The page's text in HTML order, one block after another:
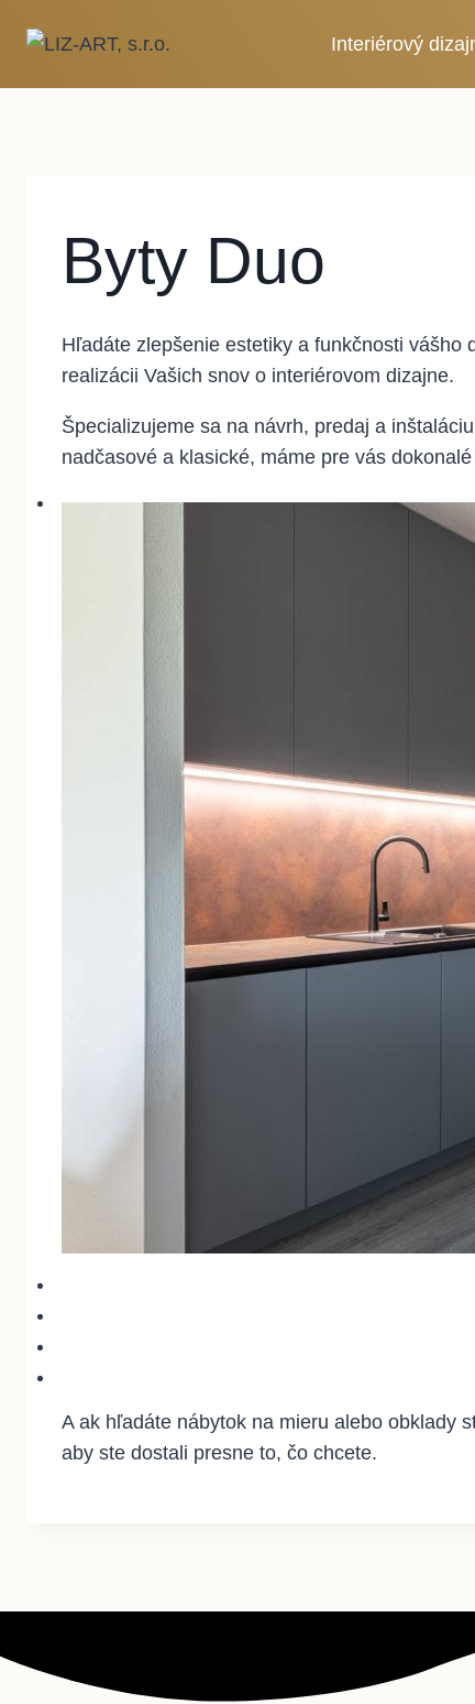
Interiérový
Byty Duo
Hľadáte zlepšenie estetiky a funkčnosti
realizácii Vašich snov o interiérovom dizajne.
Špecializujeme sa na návrh, predaj a
nadčasové a klasické, máme pre vás
A ak hľadáte nábytok na mieru alebo obklady
aby ste dostali presne to, čo chcete.